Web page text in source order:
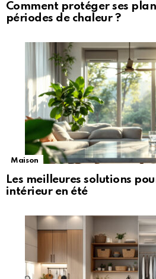
Comment protéger ses
périodes de chaleur ?
Maison
Les meilleures solutions
intérieur en été